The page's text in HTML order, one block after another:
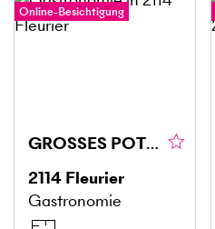
Online-Besichtigung
GROSSES POTENZIAL MIT BESTANDSKUNDSCHAFT
2114 Fleurier
Gastronomie